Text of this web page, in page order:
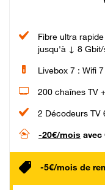
Fibre ultra rapide
jusqu'à ↓ 8
Livebox 7 : Wifi
200 chaînes TV +
2 Décodeurs TV
-20€/mois avec
-5€/mois de